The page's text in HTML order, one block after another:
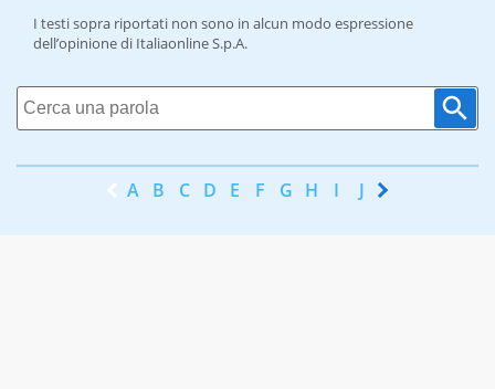
I testi sopra riportati non sono in alcun modo espressione
dell’opinione di Italiaonline S.p.A.
A B C D E F G H I J K